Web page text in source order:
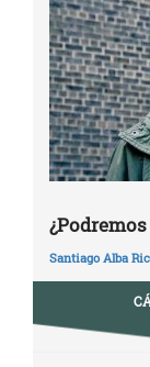
Santiago Alba